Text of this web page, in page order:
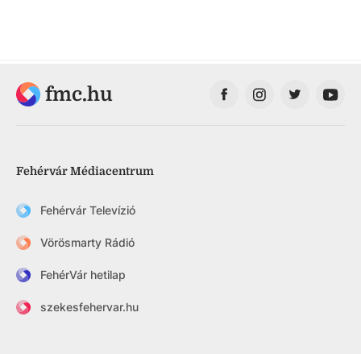
fmc.hu
Fehérvár Médiacentrum
Fehérvár Televízió
Vörösmarty Rádió
FehérVár hetilap
szekesfehervar.hu